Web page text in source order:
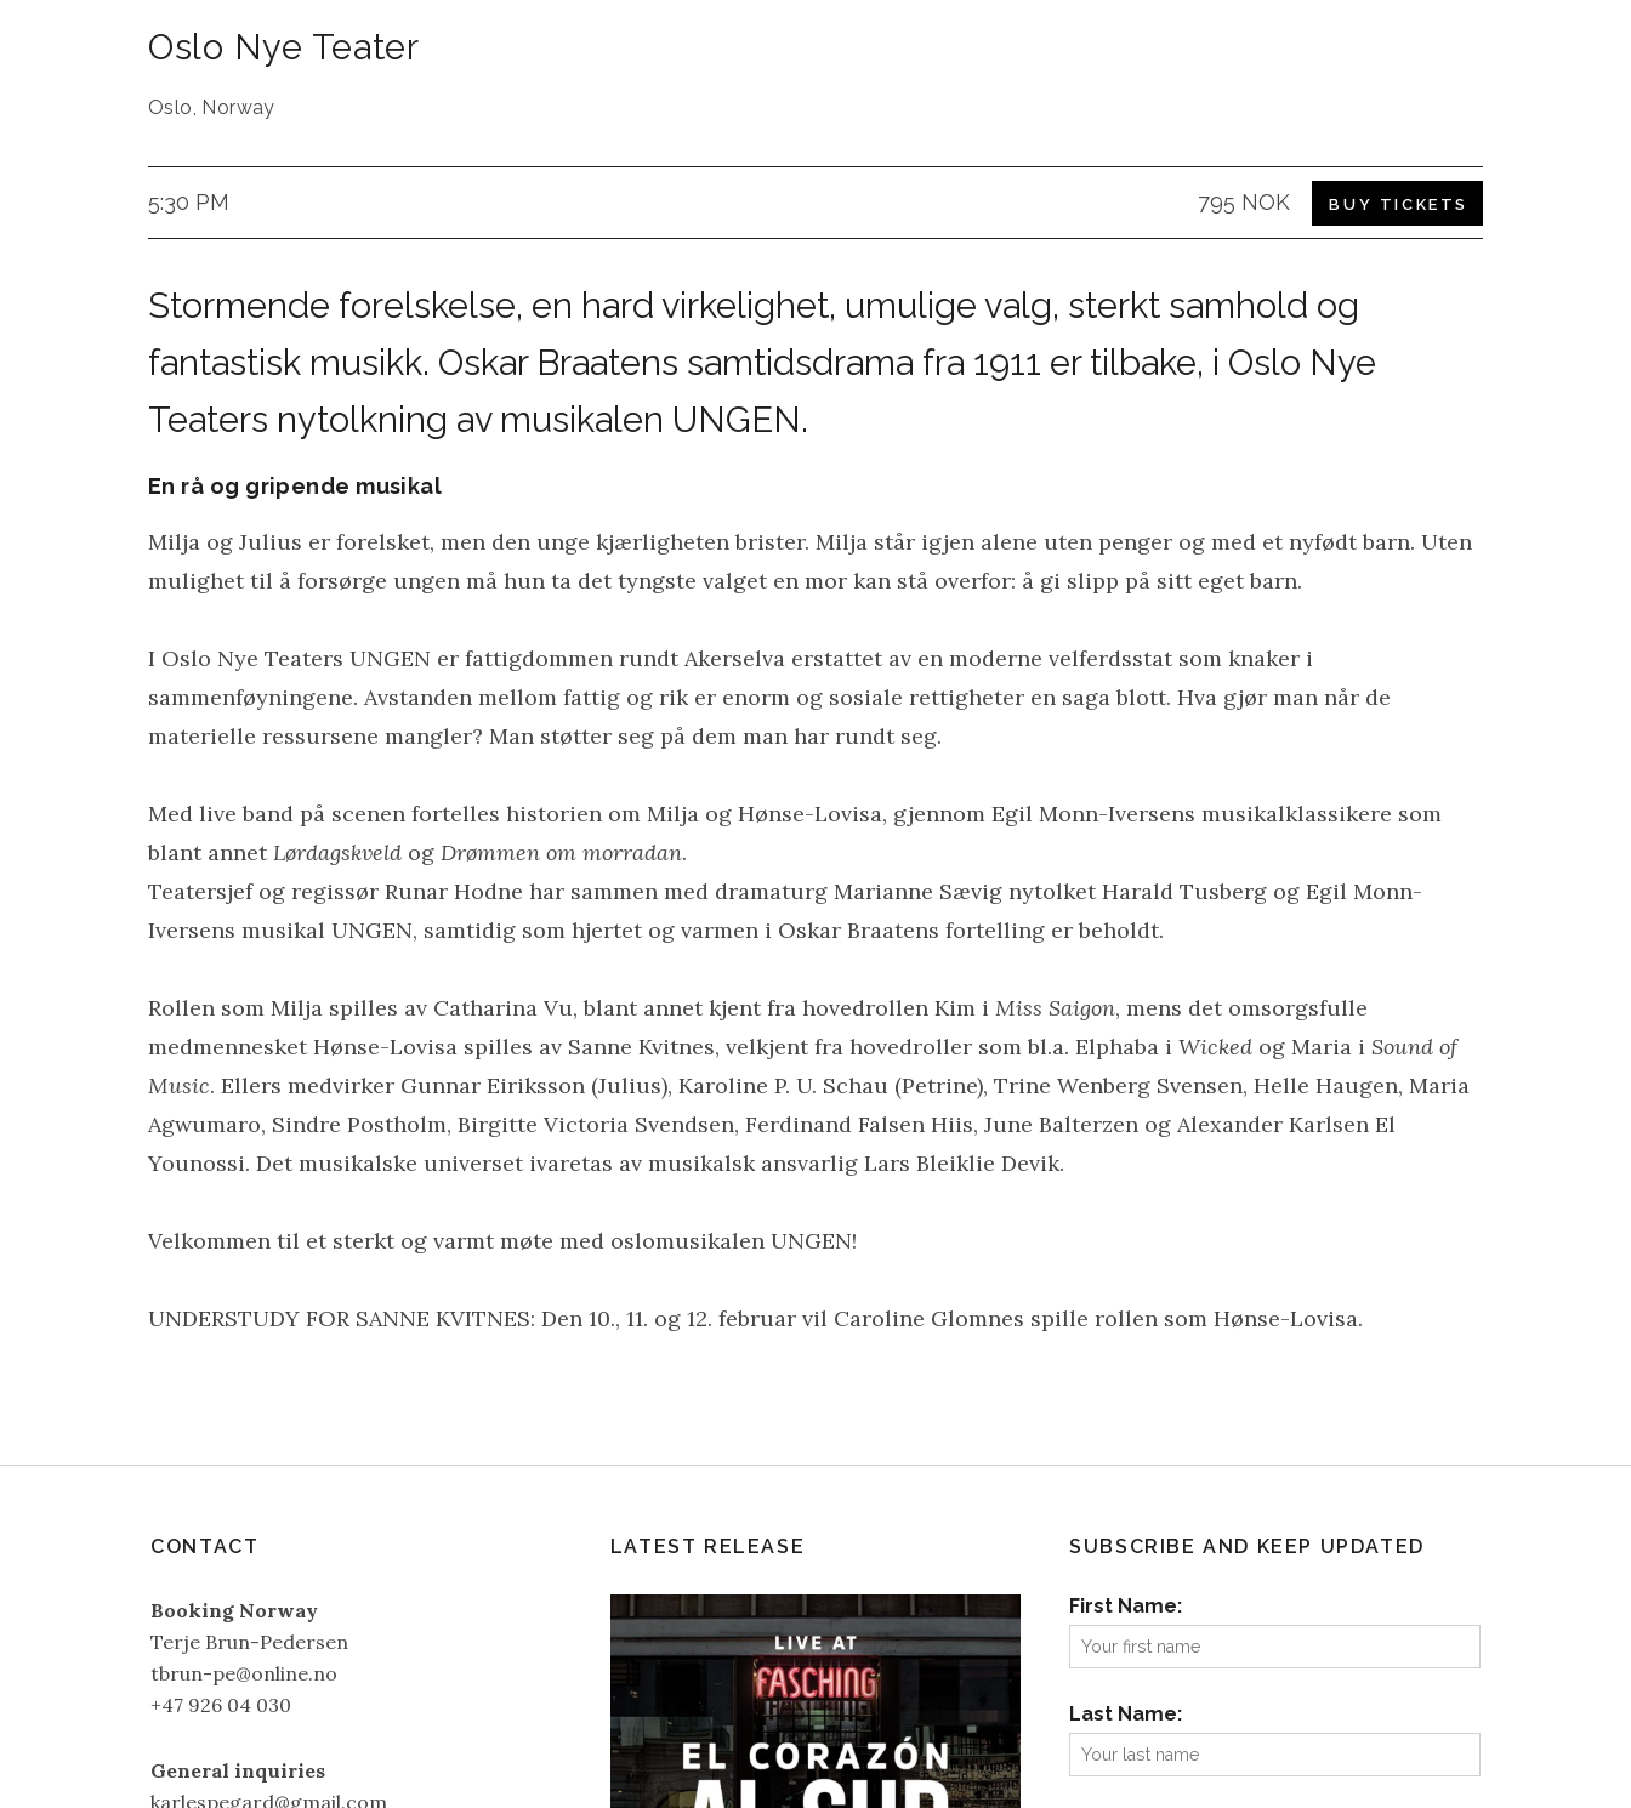
Oslo Nye Teater
Oslo, Norway
5:30 PM 795 NOK BUY TICKETS
Stormende forelskelse, en hard virkelighet, umulige valg, sterkt samhold og
fantastisk musikk. Oskar Braatens samtidsdrama fra 1911 er tilbake, i Oslo Nye
Teaters nytolkning av musikalen UNGEN.
En rå og gripende musikal
Milja og Julius er forelsket, men den unge kjærligheten brister. Milja står igjen alene uten penger og med et nyfødt barn. Uten
mulighet til å forsørge ungen må hun ta det tyngste valget en mor kan stå overfor: å gi slipp på sitt eget barn.
I Oslo Nye Teaters UNGEN er fattigdommen rundt Akerselva erstattet av en moderne velferdsstat som knaker i
sammenføyningene. Avstanden mellom fattig og rik er enorm og sosiale rettigheter en saga blott. Hva gjør man når de
materielle ressursene mangler? Man støtter seg på dem man har rundt seg.
Med live band på scenen fortelles historien om Milja og Hønse-Lovisa, gjennom Egil Monn-Iversens musikalklassikere som
blant annetLørdagskveld og Drømmen om morradan.
Teatersjef og regissør Runar Hodne har sammen med dramaturg Marianne Sævig nytolket Harald Tusberg og Egil Monn-
Iversens musikal UNGEN, samtidig som hjertet og varmen i Oskar Braatens fortelling er beholdt.
Rollen som Milja spilles av Catharina Vu, blant annet kjent fra hovedrollen Kim i Miss Saigon, mens det omsorgsfulle
medmennesket Hønse-Lovisa spilles av Sanne Kvitnes, velkjent fra hovedroller som bl.a. Elphaba i Wicked og Maria i Sound of
Music. Ellers medvirker Gunnar Eiriksson (Julius), Karoline P. U. Schau (Petrine), Trine Wenberg Svensen, Helle Haugen, Maria
Agwumaro, Sindre Postholm, Birgitte Victoria Svendsen, Ferdinand Falsen Hiis, June Balterzen og Alexander Karlsen El
Younossi. Det musikalske universet ivaretas av musikalsk ansvarlig Lars Bleiklie Devik.
Velkommen til et sterkt og varmt møte med oslomusikalen UNGEN!
UNDERSTUDY FOR SANNE KVITNES: Den 10., 11. og 12. februar vil Caroline Glomnes spille rollen som Hønse-Lovisa.
CONTACT
Booking Norway
Terje Brun-Pedersen
tbrun-pe@online.no
+47 926 04 030
General inquiries
karlespegard@gmail.com
LATEST RELEASE SUBSCRIBE AND KEEP UPDATED
First Name:
Last Name: